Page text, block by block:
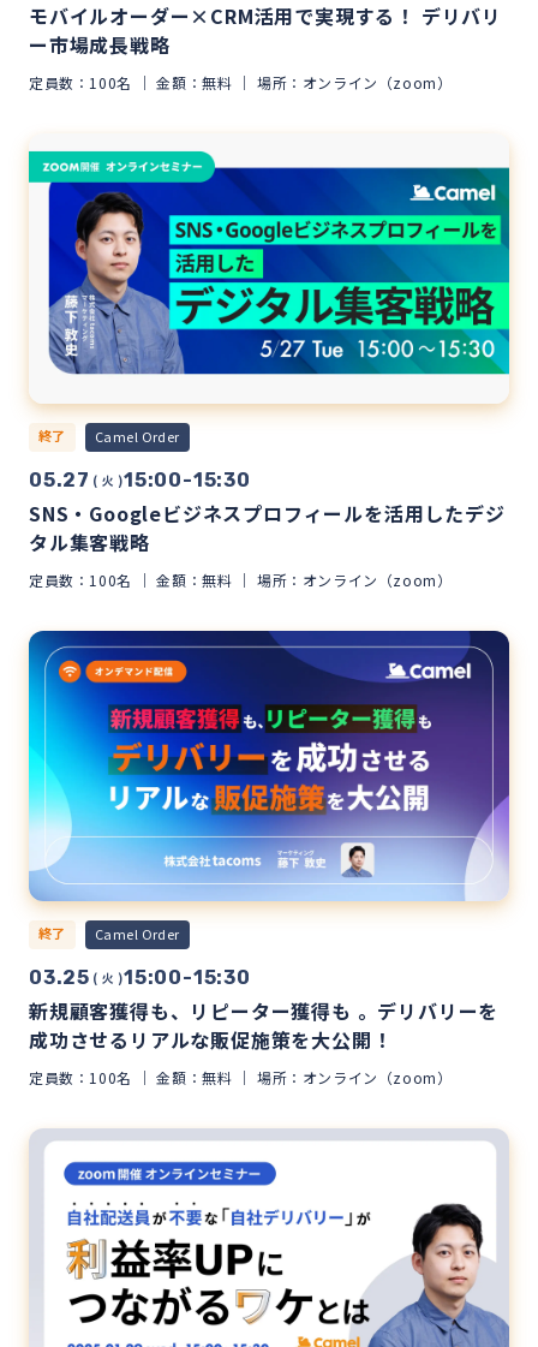
モバイルオーダー×CRM活用で実現する！ デリバリ
ー市場成長戦略
定員数：100名 金額：無料 場所：オンライン（zoom）
終了 Camel Order
05.27 ( 火 )15:00-15:30
SNS・Googleビジネスプロフィールを活用したデジ
タル集客戦略
定員数：100名 金額：無料 場所：オンライン（zoom）
終了 Camel Order
03.25 ( 火 )15:00-15:30
新規顧客獲得も、リピーター獲得も 。デリバリーを
成功させるリアルな販促施策を大公開！
定員数：100名 金額：無料 場所：オンライン（zoom）